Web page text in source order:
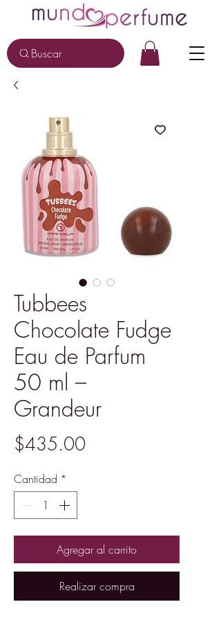
Buscar
Tubbees
Chocolate Fudge
Eau de Parfum
50 ml –
Grandeur
$435.00Precio
Cantidad *
Agregar al carrito
Realizar compra